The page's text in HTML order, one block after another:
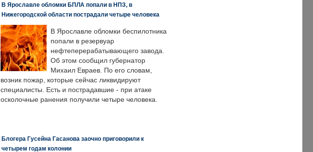
В Ярославле обломки БПЛА попали в НПЗ, в
Нижегородской области пострадали четыре человека
В Ярославле обломки беспилотника
попали в резервуар
нефтеперерабатывающего завода.
Об этом сообщил губернатор
Михаил Евраев. По его словам,
возник пожар, которые сейчас ликвидируют
специалисты. Есть и пострадавшие - при атаке
осколочные ранения получили четыре человека.
Блогера Гусейна Гасанова заочно приговорили к
четырем годам колонии